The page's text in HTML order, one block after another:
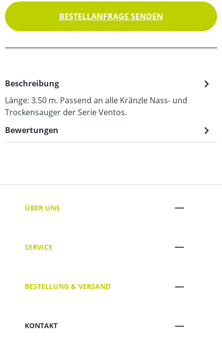
BESTELLANFRAGE SENDEN
Beschreibung
Länge: 3.50 m. Passend an alle Kränzle Nass- und
Trockensauger der Serie Ventos.
Bewertungen
ÜBER UNS
SERVICE
BESTELLUNG & VERSAND
KONTAKT